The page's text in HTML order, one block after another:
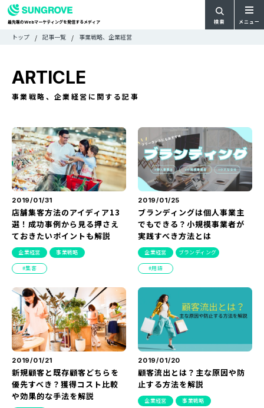
最先端のWebマーケティングを発信するメディア 検索 メニュー
ュ
ー
CATEGORY
カテゴリで探す
TAG
ライターで探す
FEATURE
特集
MOVIE
動画
DOCUMENT
お役立ち資料
お問い合わせ
広告掲載に関するお問い合わせ
『SUNGROVE』について
利用規約
広告掲載に関する規約
特定商取引法に基づく表記
プライバシーポリシー
運営会社
検
検
トップ 記事一覧 事業戦略、企業経営
ARTICLE
事業戦略、企業経営に関する記事
2019/01/31
店舗集客方法のアイディア13
選！成功事例から見る押さえ
ておきたいポイントも解説
企業経営 事業戦略
集客
2019/01/25
ブランディングは個人事業主
でもできる？小規模事業者が
実践すべき方法とは
企業経営 ブランディング
用語
2019/01/21
新規顧客と既存顧客どちらを
優先すべき？獲得コスト比較
や効果的な手法を解説
2019/01/20
顧客流出とは？主な原因や防
止する方法を解説
企業経営 事業戦略